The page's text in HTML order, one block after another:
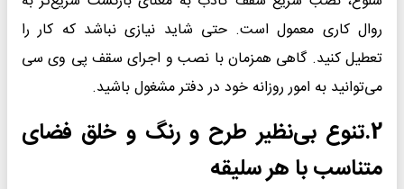
روال کاری معمول است. حتی شاید نیازی نباشد که کار را
تعطیل کنید. گاهی همزمان با نصب و اجرای سقف پی وی سی
می‌توانید به امور روزانه خود در دفتر مشغول باشید.
2.تنوع بی‌نظیر طرح و رنگ‌ و خلق فضای
متناسب با هر سلیقه‌